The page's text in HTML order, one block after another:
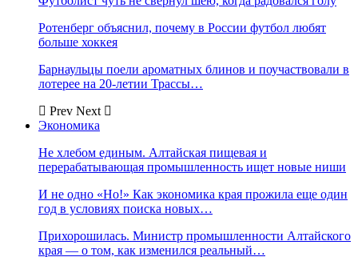
Ротенберг объяснил, почему в России футбол любят
больше хоккея
Барнаульцы поели ароматных блинов и поучаствовали в
лотерее на 20-летии Трассы…
Prev Next
Экономика
Не хлебом единым. Алтайская пищевая и
перерабатывающая промышленность ищет новые ниши
И не одно «Но!» Как экономика края прожила еще один
год в условиях поиска новых…
Прихорошилась. Министр промышленности Алтайского
края — о том, как изменился реальный…